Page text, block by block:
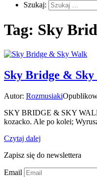
Szukaj:
Tag: Sky
Sky Bridge &
Autor: Rozmusiaki
SKY BRIDGE & SKY WALK
kozacko. Ale po kolei;
Czytaj dalej
Zapisz się do newslettera
Email